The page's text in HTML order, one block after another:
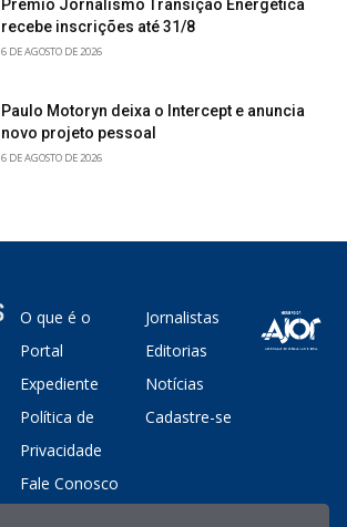
Prêmio Jornalismo Transição Energética
recebe inscrições até 31/8
6 DE AGOSTO DE 2026
Paulo Motoryn deixa o Intercept e anuncia
novo projeto pessoal
6 DE AGOSTO DE 2026
O que é o
Portal
Expediente
Política de
Privacidade
Fale Conosco
Jornalistas
Editorias
Notícias
Cadastre-se